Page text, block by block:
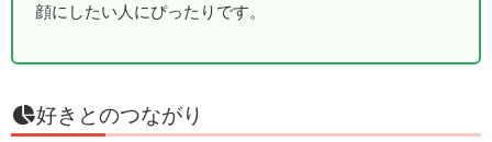
顔にしたい人にぴったりです。
好きとのつながり